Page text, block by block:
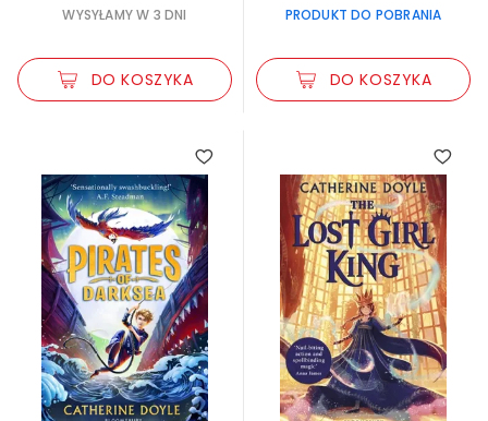
WYSYŁAMY W 3 DNI
DO KOSZYKA
PRODUKT DO POBRANIA
DO KOSZYKA